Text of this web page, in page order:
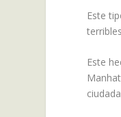
Este
Este